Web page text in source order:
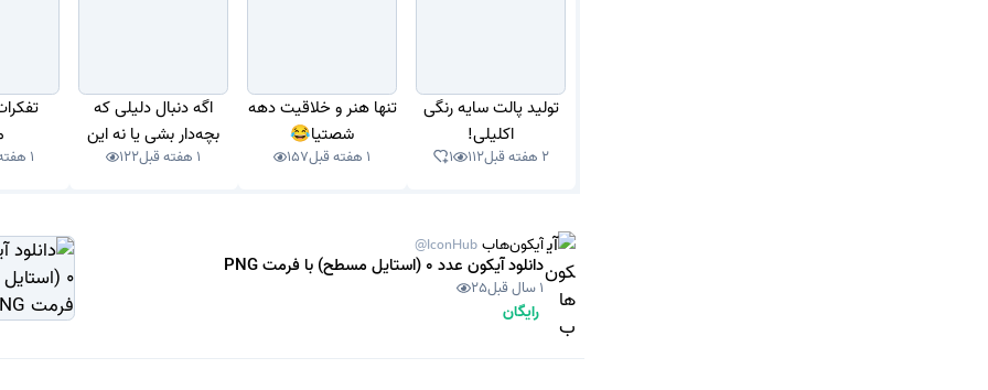
تولید پالت سایه رنگی
اکلیلی!
2 هفته قبل 112
1
تنها هنر و خلاقیت دهه
شصتیا😂
1 هفته قبل 157
اگه دنبال دلیلی که
بچه‌دار بشی یا نه این
کلیپ رو ببین!1 هفته قبل 122 1 هفته قبل
آیکون‌هاب @IconHub
دانلود آیکون عدد 0 (استایل مسطح) با فرمت PNG
1 سال قبل 25
رایگان